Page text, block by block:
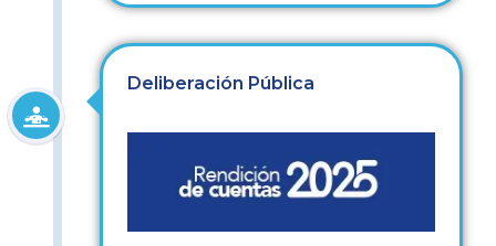
Deliberación Pública